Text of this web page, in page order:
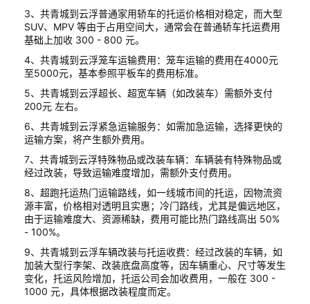
3、共青城到云浮普通家用轿车的托运价格相对稳定，而大型
SUV、MPV 等由于占用空间大，通常会在普通轿车托运费用
基础上加收 300 - 800 元。
4、共青城到云浮笼车运输费用：笼车运输的费用在4000元
至5000元，基本参照平板车的费用标准。
5、共青城到云浮超长、超宽车辆（如改装车）需额外支付
200元 左右。
6、共青城到云浮紧急运输服务：如需加急运输，选择更快的
运输方案，将产生额外费用。
7、共青城到云浮特殊物品或改装车辆：车辆装有特殊物品或
经过改装，导致运输难度增加，需额外支付费用。
8、超跑托运热门运输路线，如一线城市间的托运，因物流资
源丰富，价格相对透明且实惠；冷门路线，尤其是偏远地区，
由于运输难度大、资源稀缺，费用可能比热门路线高出 50%
- 100%。
9、共青城到云浮车辆改装与托运收费：经过改装的车辆，如
加装大型行李架、改装底盘高度等，因车辆重心、尺寸等发生
变化，托运风险增加，托运公司会加收费用，一般在 300 -
1000 元，具体根据改装程度而定。